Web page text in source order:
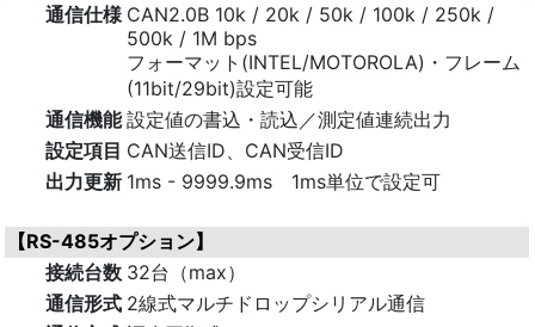
通信仕様 CAN2.0B 10k / 20k / 50k / 100k / 250k /
500k / 1M bps
フォーマット(INTEL/MOTOROLA)・フレーム
(11bit/29bit)設定可能
通信機能 設定値の書込・読込／測定値連続出力
設定項目 CAN送信ID、CAN受信ID
出力更新 1ms - 9999.9ms 1ms単位で設定可
【RS-485オプション】
接続台数 32台（max）
通信形式 2線式マルチドロップシリアル通信